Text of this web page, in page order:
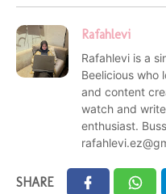
Rafahlevi
Rafahlevi is a
Beelicious who
and content
watch and
enthusiast.
SHARE